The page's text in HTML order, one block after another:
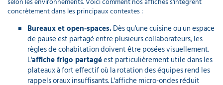
concrètement dans les principaux contextes :
Bureaux et open-spaces.Dès qu'une cuisine ou un espace
de pause est partagé entre plusieurs collaborateurs, les
règles de cohabitation doivent être posées visuellement.
L'affiche frigo partagéest particulièrement utile dans les
plateaux à fort effectif où la rotation des équipes rend les
rappels oraux insuffisants. L'affiche micro-ondes réduit